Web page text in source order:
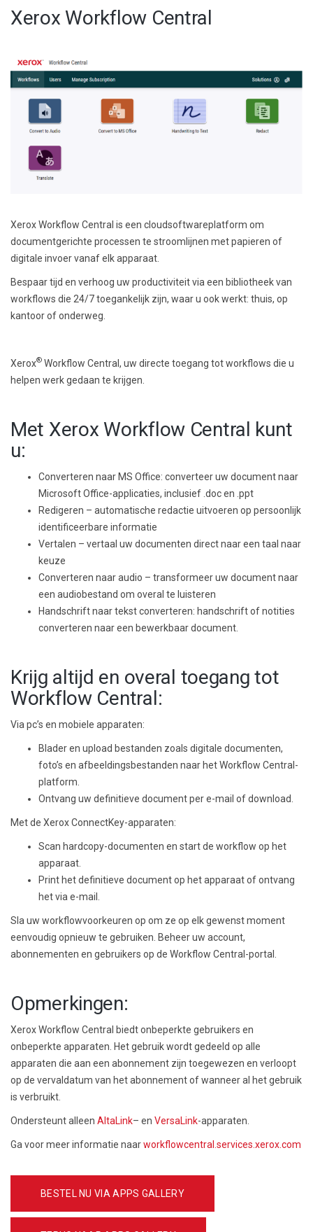
Xerox Workflow Central
Xerox Workflow Central is een cloudsoftwareplatform om
documentgerichte processen te stroomlijnen met papieren of
digitale invoer vanaf elk apparaat.
Bespaar tijd en verhoog uw productiviteit via een bibliotheek van
workflows die 24/7 toegankelijk zijn, waar u ook werkt: thuis, op
kantoor of onderweg.
Xerox® Workflow Central, uw directe toegang tot workflows die u
helpen werk gedaan te krijgen.
Met Xerox Workflow Central kunt
u:
Converteren naar MS Office: converteer uw document naar
Microsoft Office-applicaties, inclusief .doc en .ppt
Redigeren – automatische redactie uitvoeren op persoonlijk
identificeerbare informatie
Vertalen – vertaal uw documenten direct naar een taal naar
keuze
Converteren naar audio – transformeer uw document naar
een audiobestand om overal te luisteren
Handschrift naar tekst converteren: handschrift of notities
converteren naar een bewerkbaar document.
Krijg altijd en overal toegang tot
Workflow Central:
Via pc’s en mobiele apparaten:
Blader en upload bestanden zoals digitale documenten,
foto’s en afbeeldingsbestanden naar het Workflow Central-
platform.
Ontvang uw definitieve document per e-mail of download.
Met de Xerox ConnectKey-apparaten:
Scan hardcopy-documenten en start de workflow op het
apparaat.
Print het definitieve document op het apparaat of ontvang
het via e-mail.
Sla uw workflowvoorkeuren op om ze op elk gewenst moment
eenvoudig opnieuw te gebruiken. Beheer uw account,
abonnementen en gebruikers op de Workflow Central-portal.
Opmerkingen:
Xerox Workflow Central biedt onbeperkte gebruikers en
onbeperkte apparaten. Het gebruik wordt gedeeld op alle
apparaten die aan een abonnement zijn toegewezen en verloopt
op de vervaldatum van het abonnement of wanneer al het gebruik
is verbruikt.
Ondersteunt alleen AltaLink– en VersaLink-apparaten.
Ga voor meer informatie naarworkflowcentral.services.xerox.com
BESTEL NU VIA APPS GALLERY